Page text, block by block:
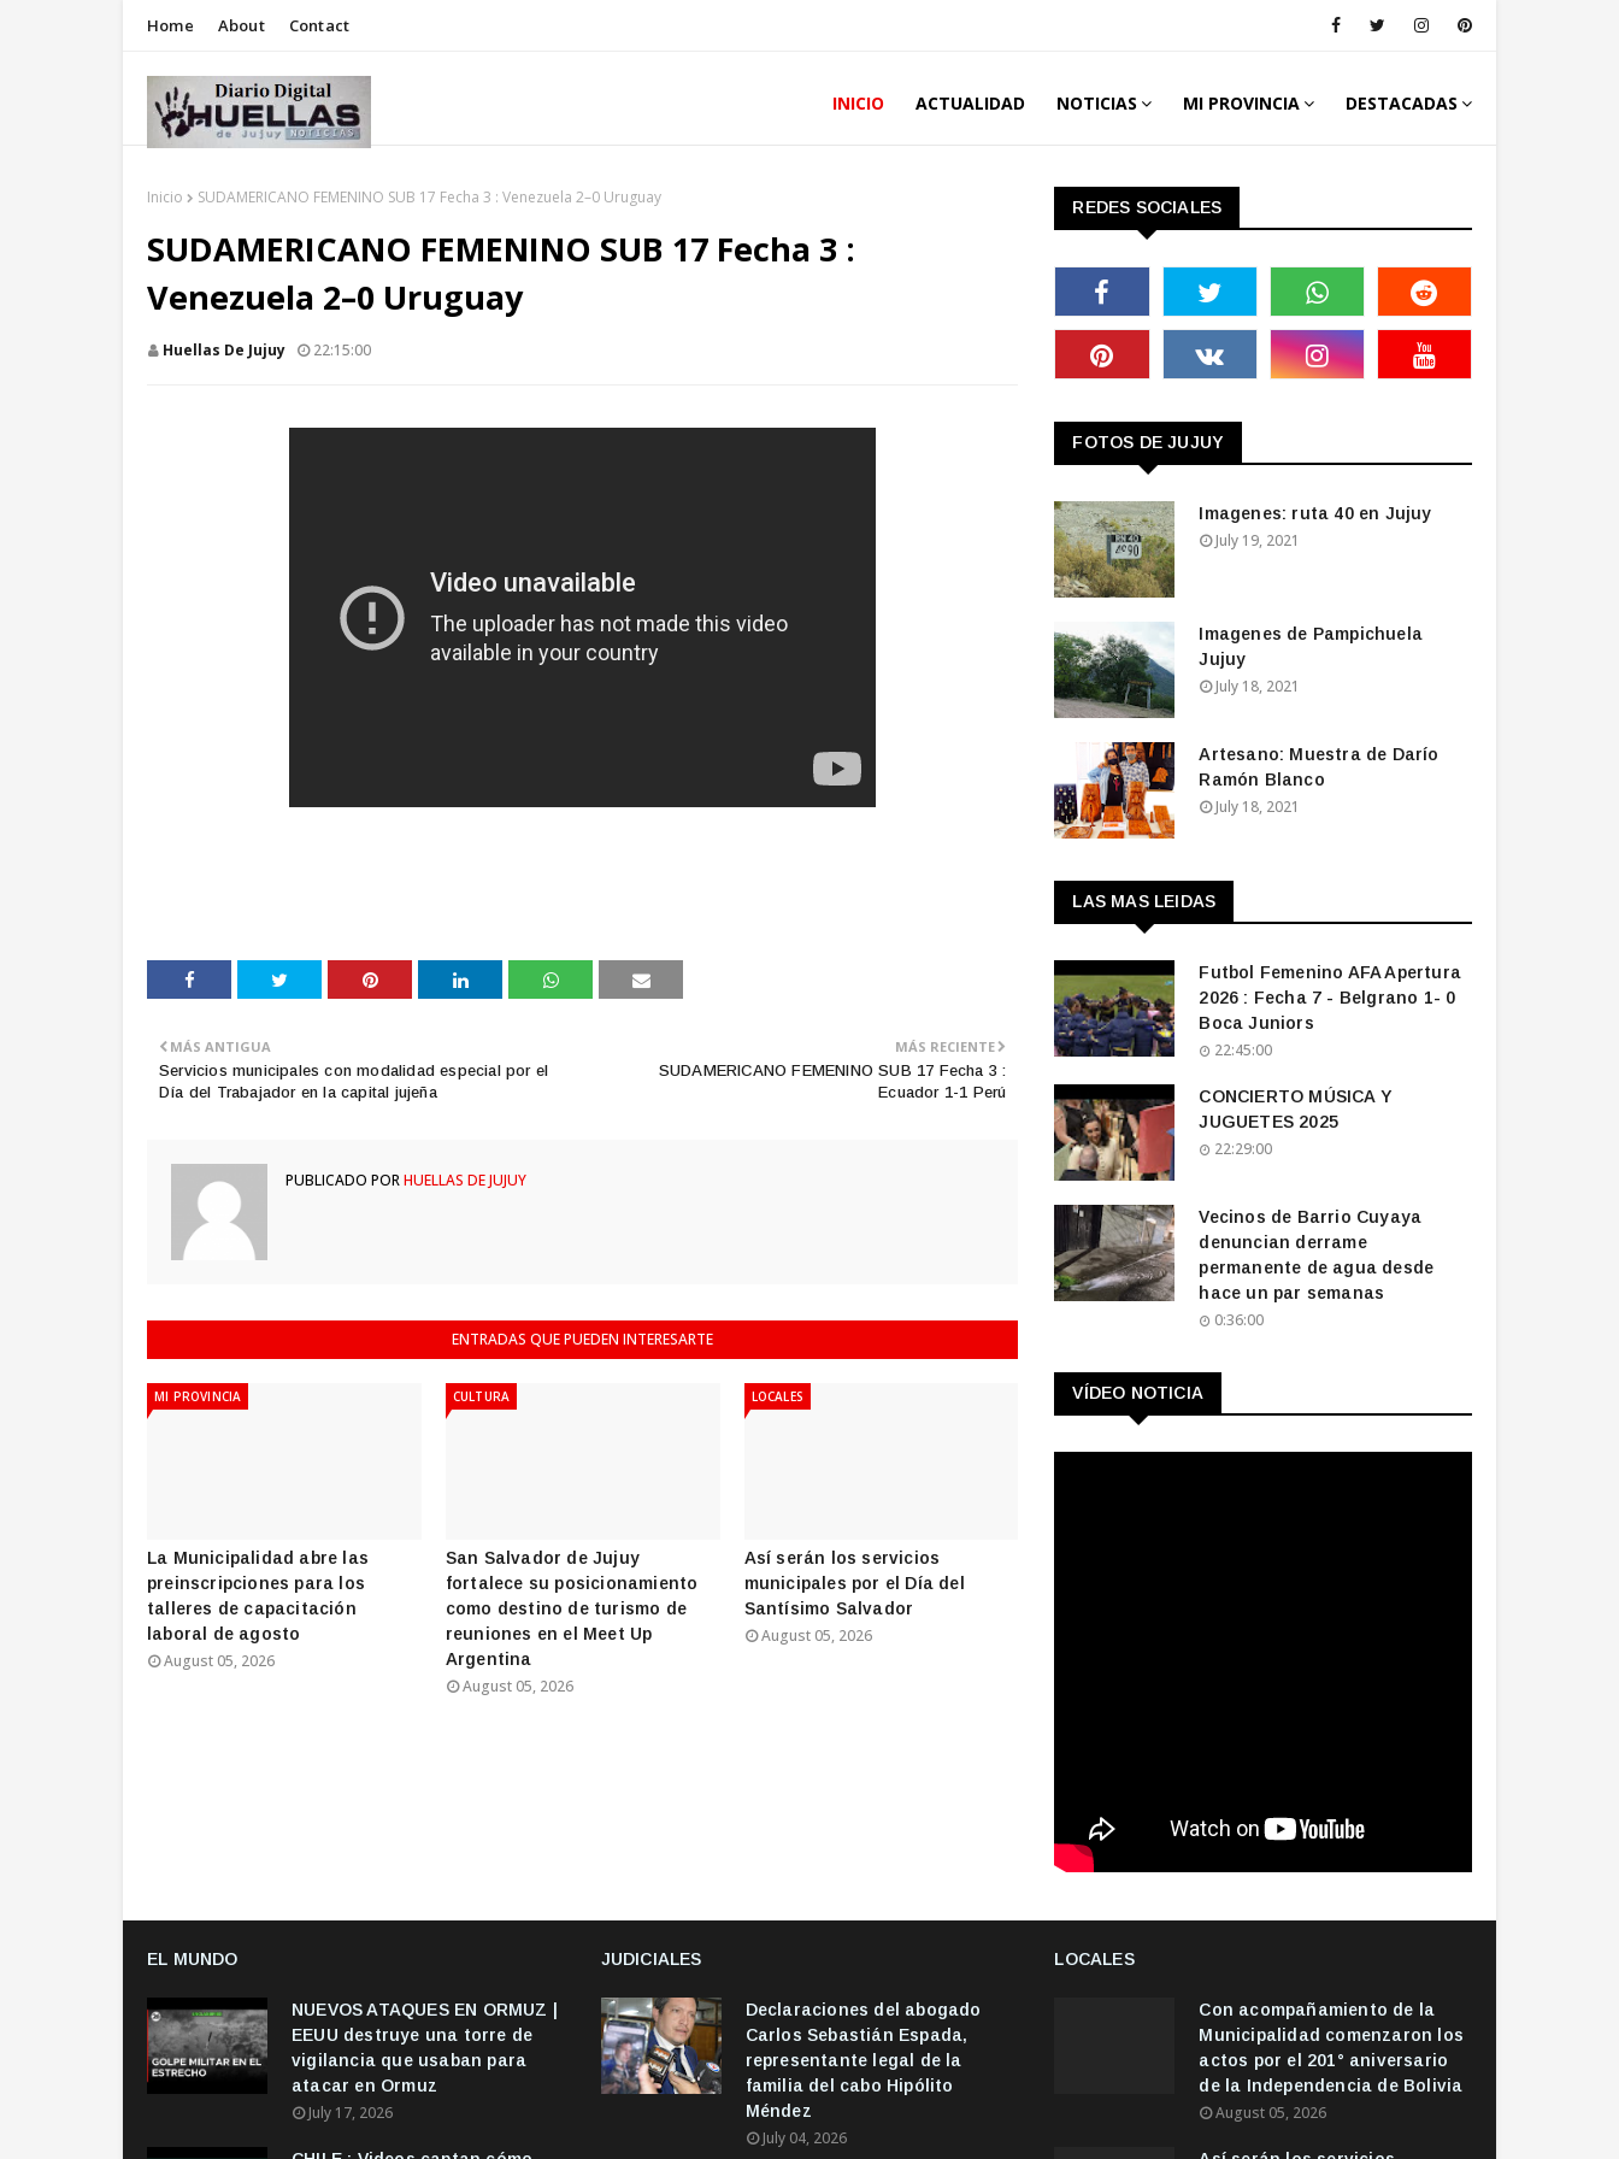
Home About Contact
INICIO ACTUALIDAD NOTICIAS MI PROVINCIA DESTACADAS
Inicio SUDAMERICANO FEMENINO SUB 17 Fecha 3 : Venezuela 2–0 Uruguay
SUDAMERICANO FEMENINO SUB 17 Fecha 3 :
Venezuela 2–0 Uruguay
Huellas De Jujuy 22:15:00
MÁS RECIENTE
SUDAMERICANO FEMENINO SUB 17 Fecha 3 :
Ecuador 1-1 Perú
MÁS ANTIGUA
Servicios municipales con modalidad especial por el
Día del Trabajador en la capital jujeña
PUBLICADO PORHUELLAS DE JUJUY
ENTRADAS QUE PUEDEN INTERESARTE
MI PROVINCIA
La Municipalidad abre las
preinscripciones para los
talleres de capacitación
laboral de agosto
August 05, 2026
CULTURA
San Salvador de Jujuy
fortalece su posicionamiento
como destino de turismo de
reuniones en el Meet Up
Argentina
August 05, 2026
LOCALES
Así serán los servicios
municipales por el Día del
Santísimo Salvador
August 05, 2026
REDES SOCIALES
FOTOS DE JUJUY
Imagenes: ruta 40 en Jujuy
July 19, 2021
Imagenes de Pampichuela
Jujuy
July 18, 2021
Artesano: Muestra de Darío
Ramón Blanco
July 18, 2021
LAS MAS LEIDAS
Futbol Femenino AFA Apertura
2026 : Fecha 7 - Belgrano 1- 0
Boca Juniors
22:45:00
CONCIERTO MÚSICA Y
JUGUETES 2025
22:29:00
Vecinos de Barrio Cuyaya
denuncian derrame
permanente de agua desde
hace un par semanas
0:36:00
VÍDEO NOTICIA
EL MUNDO
NUEVOS ATAQUES EN ORMUZ |
EEUU destruye una torre de
vigilancia que usaban para
atacar en Ormuz
July 17, 2026
JUDICIALES
Declaraciones del abogado
Carlos Sebastián Espada,
representante legal de la
familia del cabo Hipólito
Méndez
July 04, 2026
LOCALES
Con acompañamiento de la
Municipalidad comenzaron los
actos por el 201° aniversario
de la Independencia de Bolivia
August 05, 2026